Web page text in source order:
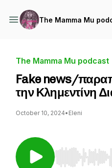
The Mamma Mu
The Mamma Mu podcast
Fake news/
την Κλημεντίνη
October 10, 2024• Eleni
Use Left/Right